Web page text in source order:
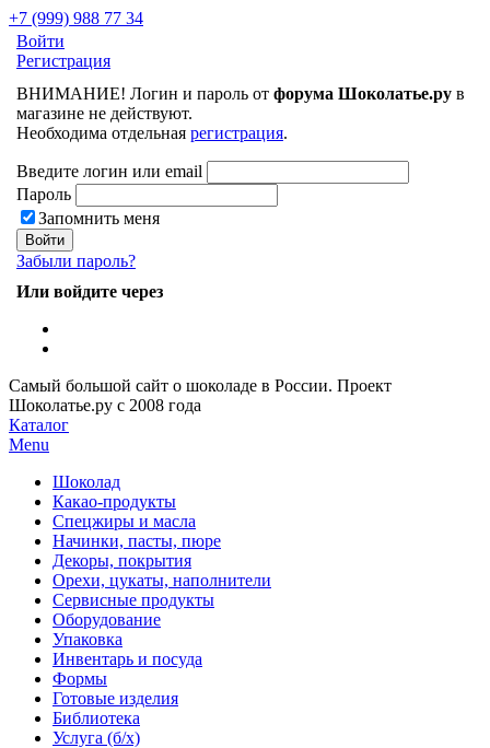
+7 (999) 988 77 34
Войти
Регистрация
ВНИМАНИЕ! Логин и пароль от форума Шоколатье.ру в
магазине не действуют.
Необходима отдельная регистрация.
Введите логин или email
Пароль
Запомнить меня
Забыли пароль?
Или войдите через
Самый большой сайт о шоколаде в России. Проект
Шоколатье.ру с 2008 года
Каталог
Menu
Шоколад
Какао-продукты
Спецжиры и масла
Начинки, пасты, пюре
Декоры, покрытия
Орехи, цукаты, наполнители
Сервисные продукты
Оборудование
Упаковка
Инвентарь и посуда
Формы
Готовые изделия
Библиотека
Услуга (б/х)